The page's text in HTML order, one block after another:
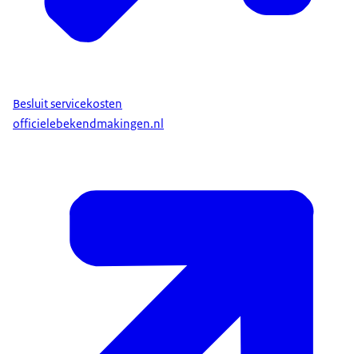
Besluit servicekosten
officielebekendmakingen.nl